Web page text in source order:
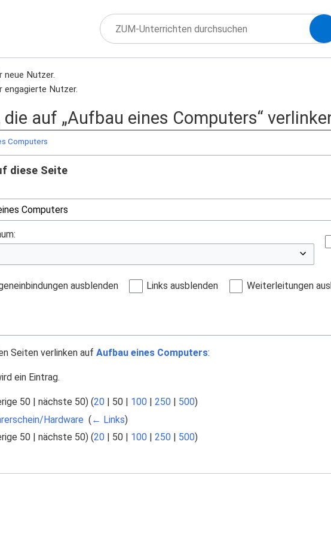
neue Nutzer.
engagierte Nutzer.
die auf „Aufbau eines Computers“
Computers
diese Seite
ausblenden Links ausblenden Weiterleitungen
Seiten verlinken auf Aufbau eines Computers:
ein Eintrag.
50 | nächste 50) (20 | 50 | 100 | 250 | 500)
Hardware (← Links)
50 | nächste 50) (20 | 50 | 100 | 250 | 500)